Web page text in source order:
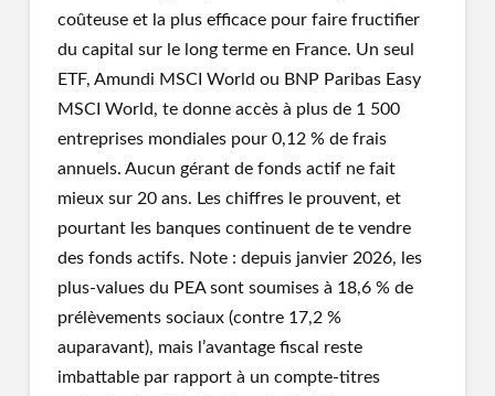
coûteuse et la plus efficace pour faire fructifier
du capital sur le long terme en France. Un seul
ETF, Amundi MSCI World ou BNP Paribas Easy
MSCI World, te donne accès à plus de 1 500
entreprises mondiales pour 0,12 % de frais
annuels. Aucun gérant de fonds actif ne fait
mieux sur 20 ans. Les chiffres le prouvent, et
pourtant les banques continuent de te vendre
des fonds actifs. Note : depuis janvier 2026, les
plus-values du PEA sont soumises à 18,6 % de
prélèvements sociaux (contre 17,2 %
auparavant), mais l’avantage fiscal reste
imbattable par rapport à un compte-titres